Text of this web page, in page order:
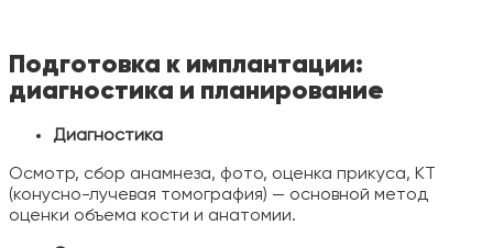
Подготовка к имплантации:
диагностика и планирование
Диагностика
Осмотр, сбор анамнеза, фото, оценка прикуса, КТ
(конусно-лучевая томография) — основной метод
оценки объема кости и анатомии.